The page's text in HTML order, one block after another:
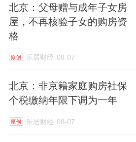
北京：父母赠与成年子女房
屋，不再核验子女的购房资
格
原创 乐居财经 08-07
北京：非京籍家庭购房社保
个税缴纳年限下调为一年
原创 乐居财经 08-07